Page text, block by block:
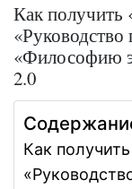
Как получить
«Руководство
«Философию
2.0
Как